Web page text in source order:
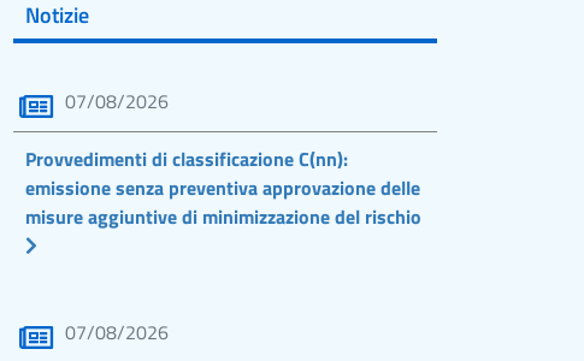
Notizie
07/08/2026
Provvedimenti di classificazione C(nn):
emissione senza preventiva approvazione delle
misure aggiuntive di minimizzazione del rischio
07/08/2026